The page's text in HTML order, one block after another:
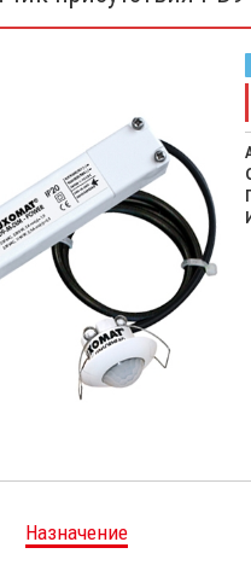
Назначение